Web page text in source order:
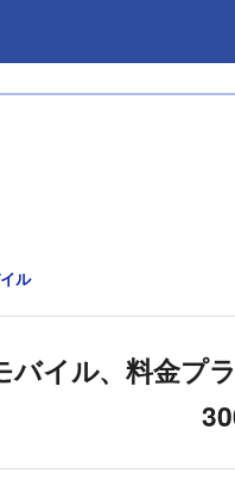
ル
バイル、料金プ